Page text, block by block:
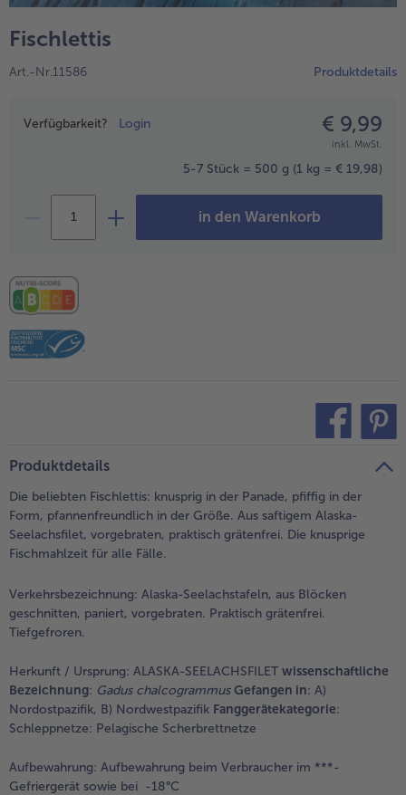
alle Obst
alle Süße Vielfalt
Confiserie & Feinkost
alle Küchenhelfer
Fischlettis
Art.-Nr.11586 Produktdetails
Preisangabe
Verfügbarkeit? Login € 9,99
inkl. MwSt.
5-7 Stück = 500 g (1 kg = € 19,98)
in den Warenkorb
Produktdetails
Die beliebten Fischlettis: knusprig in der Panade, pfiffig in der
Form, pfannenfreundlich in der Größe. Aus saftigem Alaska-
Seelachsfilet, vorgebraten, praktisch grätenfrei. Die knusprige
Fischmahlzeit für alle Fälle.
Verkehrsbezeichnung: Alaska-Seelachstafeln, aus Blöcken
geschnitten, paniert, vorgebraten. Praktisch grätenfrei.
Tiefgefroren.
Herkunft / Ursprung: ALASKA-SEELACHSFILET wissenschaftliche
Bezeichnung: Gadus chalcogrammus Gefangen in: A)
Nordostpazifik, B) Nordwestpazifik Fanggerätekategorie:
Schleppnetze: Pelagische Scherbrettnetze
Aufbewahrung: Aufbewahrung beim Verbraucher im ***-
Gefriergerät sowie bei -18°C